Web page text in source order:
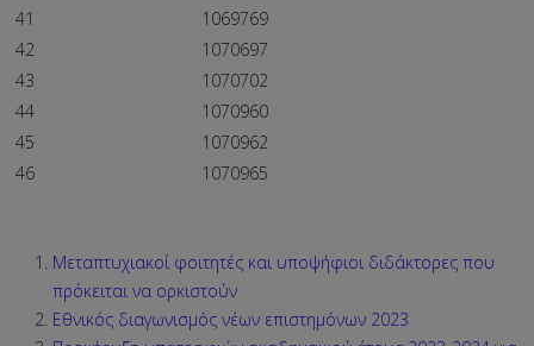
41
1069769
42
1070697
43
1070702
44
1070960
45
1070962
46
1070965
Μεταπτυχιακοί φοιτητές και υποψήφιοι διδάκτορες που
πρόκειται να ορκιστούν
Εθνικός διαγωνισμός νέων επιστημόνων 2023